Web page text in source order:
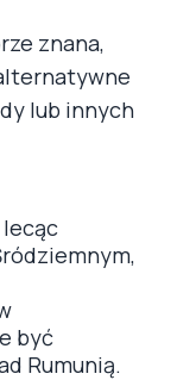
znana,
lub innych
być
Rumunią.